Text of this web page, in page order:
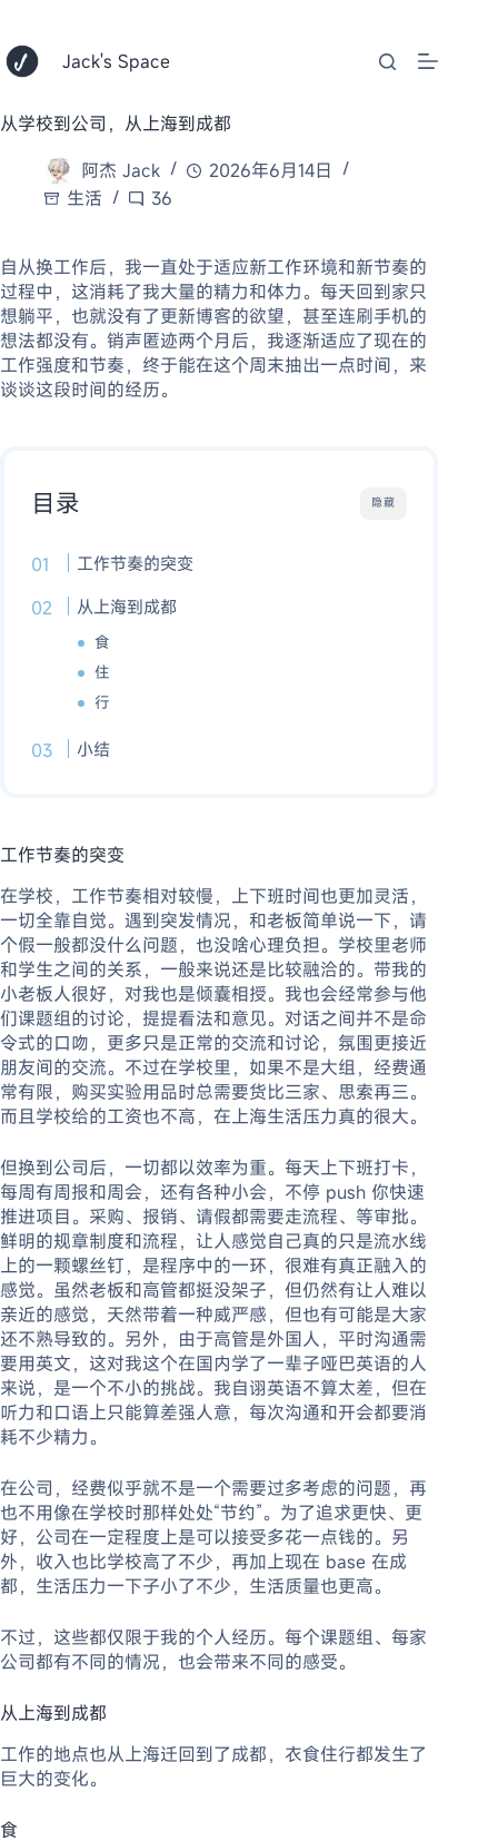
内
Jack's Space
从学校到公司，从上海到成都
阿杰 Jack
2026年6月14日
生活
36
自从换工作后，我一直处于适应新工作环境和新节奏的
过程中，这消耗了我大量的精力和体力。每天回到家只
想躺平，也就没有了更新博客的欲望，甚至连刷手机的
想法都没有。销声匿迹两个月后，我逐渐适应了现在的
工作强度和节奏，终于能在这个周末抽出一点时间，来
谈谈这段时间的经历。
隐藏
目录
工作节奏的突变
从上海到成都
食
住
行
小结
工作节奏的突变
在学校，工作节奏相对较慢，上下班时间也更加灵活，
一切全靠自觉。遇到突发情况，和老板简单说一下，请
个假一般都没什么问题，也没啥心理负担。学校里老师
和学生之间的关系，一般来说还是比较融洽的。带我的
小老板人很好，对我也是倾囊相授。我也会经常参与他
们课题组的讨论，提提看法和意见。对话之间并不是命
令式的口吻，更多只是正常的交流和讨论，氛围更接近
朋友间的交流。不过在学校里，如果不是大组，经费通
常有限，购买实验用品时总需要货比三家、思索再三。
而且学校给的工资也不高，在上海生活压力真的很大。
但换到公司后，一切都以效率为重。每天上下班打卡，
每周有周报和周会，还有各种小会，不停 push 你快速
推进项目。采购、报销、请假都需要走流程、等审批。
鲜明的规章制度和流程，让人感觉自己真的只是流水线
上的一颗螺丝钉，是程序中的一环，很难有真正融入的
感觉。虽然老板和高管都挺没架子，但仍然有让人难以
亲近的感觉，天然带着一种威严感，但也有可能是大家
还不熟导致的。另外，由于高管是外国人，平时沟通需
要用英文，这对我这个在国内学了一辈子哑巴英语的人
来说，是一个不小的挑战。我自诩英语不算太差，但在
听力和口语上只能算差强人意，每次沟通和开会都要消
耗不少精力。
在公司，经费似乎就不是一个需要过多考虑的问题，再
也不用像在学校时那样处处“节约”。为了追求更快、更
好，公司在一定程度上是可以接受多花一点钱的。另
外，收入也比学校高了不少，再加上现在 base 在成
都，生活压力一下子小了不少，生活质量也更高。
不过，这些都仅限于我的个人经历。每个课题组、每家
公司都有不同的情况，也会带来不同的感受。
从上海到成都
工作的地点也从上海迁回到了成都，衣食住行都发生了
巨大的变化。
食